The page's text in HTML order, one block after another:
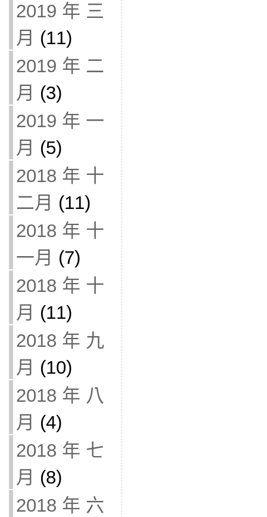
2019 年 三
月 (11)
2019 年 二
月 (3)
2019 年 一
月 (5)
2018 年 十
二月 (11)
2018 年 十
一月 (7)
2018 年 十
月 (11)
2018 年 九
月 (10)
2018 年 八
月 (4)
2018 年 七
月 (8)
2018 年 六